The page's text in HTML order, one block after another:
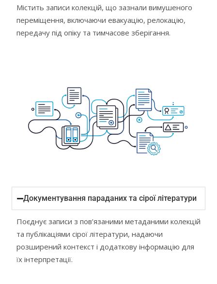
Містить записи колекцій, що зазнали вимушеного
переміщення, включаючи евакуацію, релокацію,
передачу під опіку та тимчасове зберігання.
Документування параданих та сірої літератури
Поєднує записи з пов’язаними метаданими колекцій
та публікаціями сірої літератури, надаючи
розширений контекст і додаткову інформацію для
їх інтерпретації.